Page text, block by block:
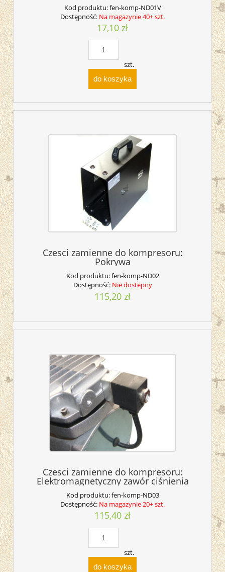
Kod produktu:fen-komp-ND01V
Dostępność: Na magazynie 40+ szt.
17,10 zł
szt.
do koszyka
Czesci zamienne do kompresoru:
Pokrywa
Kod produktu:fen-komp-ND02
Dostępność: Nie dostepny
115,20 zł
Czesci zamienne do kompresoru:
Elektromagnetyczny zawór ciśnienia
Kod produktu:fen-komp-ND03
Dostępność: Na magazynie 20+ szt.
115,40 zł
szt.
do koszyka